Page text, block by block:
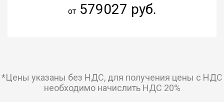
от579027 руб.
*Цены указаны без НДС, для получения цены с НДС
необходимо начислить НДС 20%